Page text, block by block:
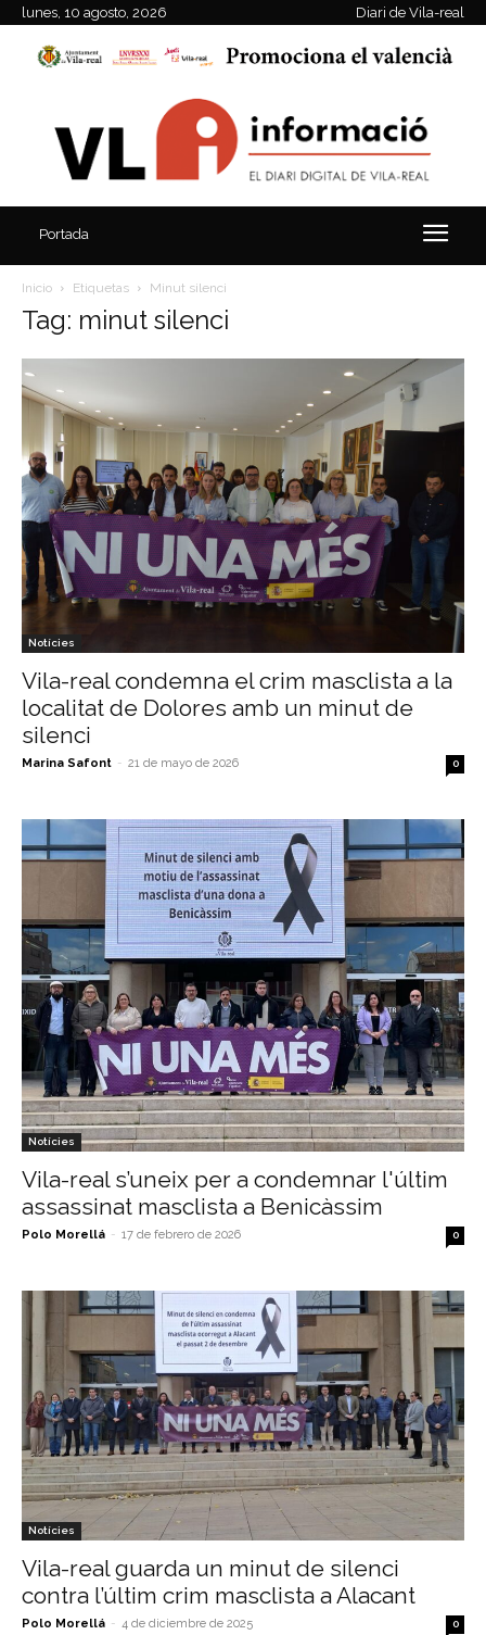
lunes, 10 agosto, 2026 Diari de Vila-real
Portada
Inicio Etiquetas Minut silenci
Tag: minut silenci
Notícies
Vila-real condemna el crim masclista a la
localitat de Dolores amb un minut de
silenci
Marina Safont - 21 de mayo de 2026 0
Notícies
Vila-real s’uneix per a condemnar l'últim
assassinat masclista a Benicàssim
Polo Morellá - 17 de febrero de 2026 0
Notícies
Vila-real guarda un minut de silenci
contra l’últim crim masclista a Alacant
Polo Morellá - 4 de diciembre de 2025 0